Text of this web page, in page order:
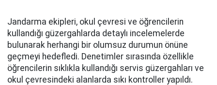
Jandarma ekipleri, okul çevresi ve öğrencilerin
kullandığı güzergahlarda detaylı incelemelerde
bulunarak herhangi bir olumsuz durumun önüne
geçmeyi hedefledi. Denetimler sırasında özellikle
öğrencilerin sıklıkla kullandığı servis güzergahları ve
okul çevresindeki alanlarda sıkı kontroller yapıldı.